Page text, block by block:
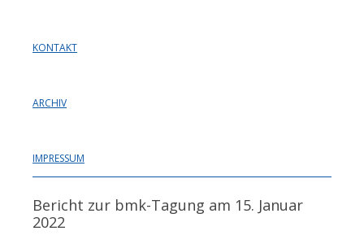
KONTAKT
ARCHIV
IMPRESSUM
Bericht zur bmk-Tagung am 15. Januar
2022